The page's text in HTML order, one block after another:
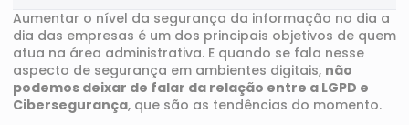
Aumentar o nível da segurança da informação no dia a
dia das empresas é um dos principais objetivos de quem
atua na área administrativa. E quando se fala nesse
aspecto de segurança em ambientes digitais, não
podemos deixar de falar da relação entre a LGPD e
Cibersegurança, que são as tendências do momento.